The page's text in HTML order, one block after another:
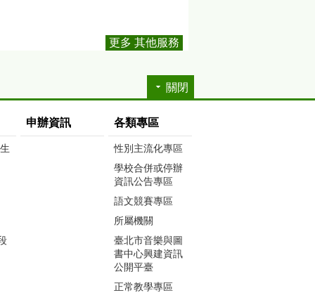
更多 其他服務
關閉
申辦資訊 各類專區
性別主流化專區
學校合併或停辦
資訊公告專區
語文競賽專區
所屬機關
臺北市音樂與圖
書中心興建資訊
公開平臺
正常教學專區